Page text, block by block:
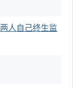
人自己终生监